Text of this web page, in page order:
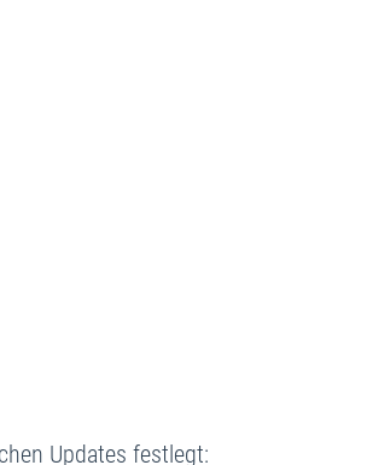
Updates festlegt: